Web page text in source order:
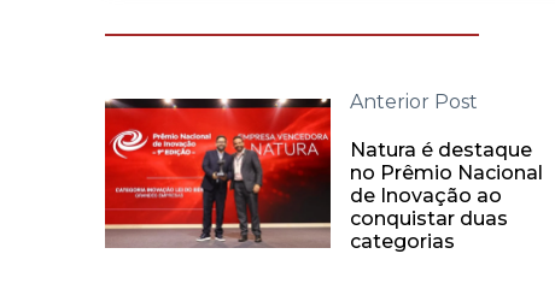
Anterior Post
Natura é destaque
no Prêmio Nacional
de Inovação ao
conquistar duas
categorias